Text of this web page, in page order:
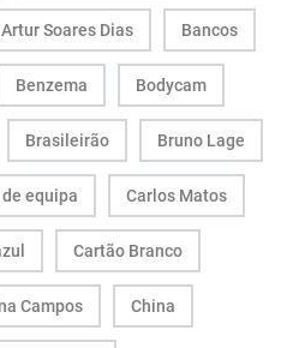
Artur Soares Dias Bancos
Benzema Bodycam
Brasileirão Bruno Lage
equipa Carlos Matos
Cartão Branco
Campos China